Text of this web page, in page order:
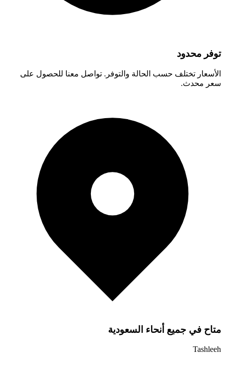
توفر محدود
الأسعار تختلف حسب الحالة والتوفر. تواصل معنا للحصول على
سعر محدث.
متاح في جميع أنحاء السعودية
Tashleeh